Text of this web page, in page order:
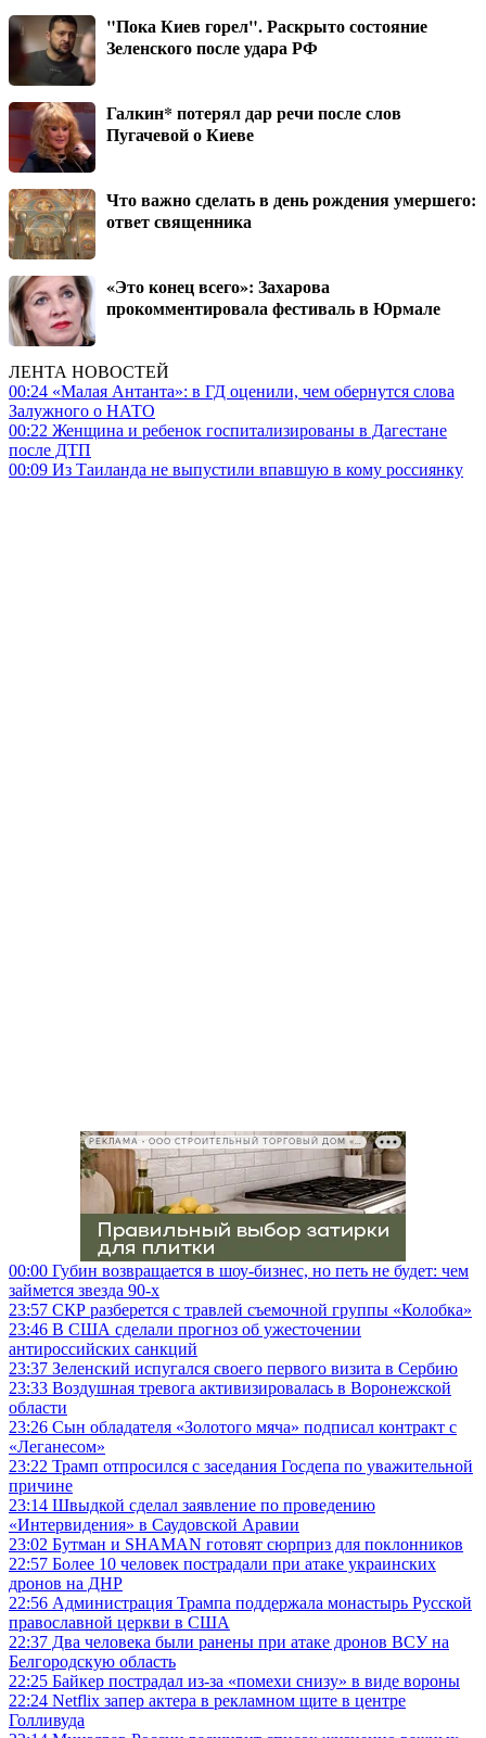
"Пока Киев горел". Раскрыто состояние
Зеленского после удара РФ
Галкин* потерял дар речи после слов
Пугачевой о Киеве
Что важно сделать в день рождения умершего:
ответ священника
«Это конец всего»: Захарова
прокомментировала фестиваль в Юрмале
ЛЕНТА НОВОСТЕЙ
00:24 «Малая Антанта»: в ГД оценили, чем обернутся слова
Залужного о НАТО
00:22 Женщина и ребенок госпитализированы в Дагестане
после ДТП
00:09 Из Таиланда не выпустили впавшую в кому россиянку
РЕКЛАМА • ООО СТРОИТЕЛЬНЫЙ ТОРГОВЫЙ ДОМ «ПЕТРОВИЧ», ИНН 7802348846
00:00 Губин возвращается в шоу-бизнес, но петь не будет: чем
займется звезда 90-х
23:57 СКР разберется с травлей съемочной группы «Колобка»
23:46 В США сделали прогноз об ужесточении
антироссийских санкций
23:37 Зеленский испугался своего первого визита в Сербию
23:33 Воздушная тревога активизировалась в Воронежской
области
23:26 Сын обладателя «Золотого мяча» подписал контракт с
«Леганесом»
23:22 Трамп отпросился с заседания Госдепа по уважительной
причине
23:14 Швыдкой сделал заявление по проведению
«Интервидения» в Саудовской Аравии
23:02 Бутман и SHAMAN готовят сюрприз для поклонников
22:57 Более 10 человек пострадали при атаке украинских
дронов на ДНР
22:56 Администрация Трампа поддержала монастырь Русской
православной церкви в США
22:37 Два человека были ранены при атаке дронов ВСУ на
Белгородскую область
22:25 Байкер пострадал из-за «помехи снизу» в виде вороны
22:24 Netflix запер актера в рекламном щите в центре
Голливуда